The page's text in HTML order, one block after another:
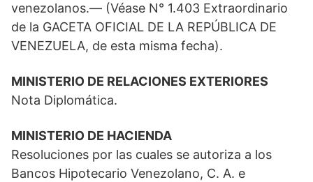
venezolanos.— (Véase N° 1.403 Extraordinario
de la GACETA OFICIAL DE LA REPÚBLICA DE
VENEZUELA, de esta misma fecha).
MINISTERIO DE RELACIONES EXTERIORES
Nota Diplomática.
MINISTERIO DE HACIENDA
Resoluciones por las cuales se autoriza a los
Bancos Hipotecario Venezolano, C. A. e